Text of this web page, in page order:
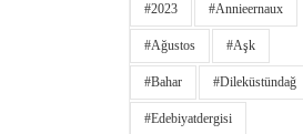
#2023 #annieernaux
#ağustos #aşk
#bahar #dileküstündağ
#edebiyatdergisi